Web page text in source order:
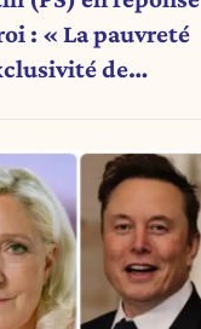
: « La pauvreté
de